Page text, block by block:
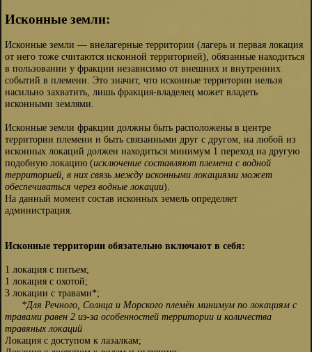
Исконные земли:
Исконные земли — внелагерные территории (лагерь и первая локация
от него тоже считаются исконной территорией), обязанные находиться
в пользовании у фракции независимо от внешних и внутренних
событий в племени. Это значит, что исконные территории нельзя
насильно захватить, лишь фракция-владелец может владеть
исконными землями.
Исконные земли фракции должны быть расположены в центре
территории племени и быть связанными друг с другом, на любой из
исконных локаций должен находиться минимум 1 переход на другую
подобную локацию (исключение составляют племена с водной
территорией, в них связь между исконными локациями может
обеспечиваться через водные локации).
На данный момент состав исконных земель определяет
администрация.
Исконные территории обязательно включают в себя:
1 локация с питьем;
1 локация с охотой;
3 локации с травами*;
*Для Речного, Солнца и Морского племён минимум по локациям с
травами равен 2 из-за особенностей территории и количества
травяных локаций
Локация с доступом к лазалкам;